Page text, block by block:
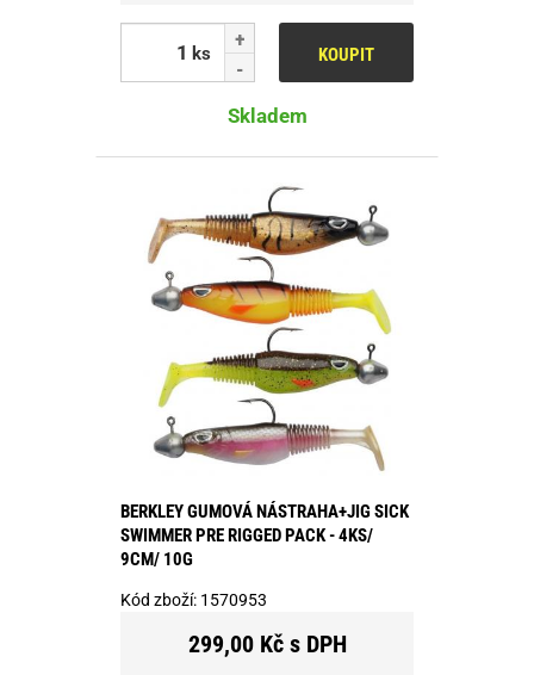
ks KOUPIT
Skladem
BERKLEY GUMOVÁ NÁSTRAHA+JIG SICK
SWIMMER PRE RIGGED PACK - 4KS/
9CM/ 10G
Kód zboží: 1570953
299,00 Kč s DPH